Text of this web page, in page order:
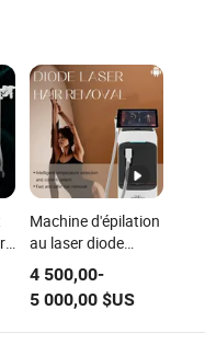
Machine d'épilation
au laser diode
indolore 755nm
808nm 1064nm
Équipement
d'épilation au laser
4 500,00-
5 000,00$US